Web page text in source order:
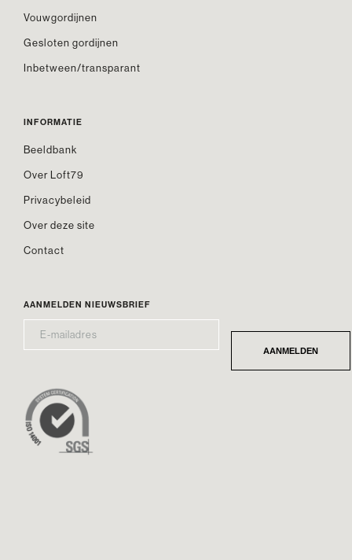
Vouwgordijnen
Gesloten gordijnen
Inbetween/transparant
INFORMATIE
Beeldbank
Over Loft79
Privacybeleid
Over deze site
Contact
AANMELDEN NIEUWSBRIEF
MAILADRES* AANMELDEN